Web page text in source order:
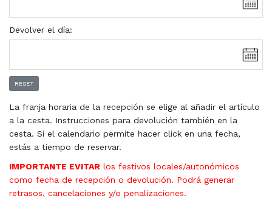
Devolver el día:
RESET
La franja horaria de la recepción se elige al añadir el artículo
a la cesta. Instrucciones para devolución también en la
cesta. Si el calendario permite hacer click en una fecha,
estás a tiempo de reservar.
IMPORTANTE EVITAR los festivos locales/autonómicos
como fecha de recepción o devolución. Podrá generar
retrasos, cancelaciones y/o penalizaciones.